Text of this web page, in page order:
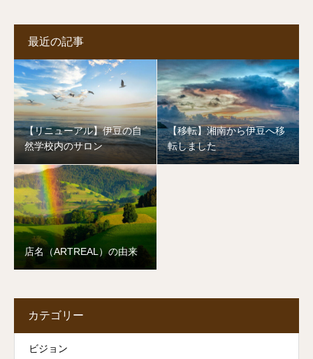
最近の記事
【リニューアル】伊豆の自
然学校内のサロン
【移転】湘南から伊豆へ移
転しました
店名（ARTREAL）の由来
カテゴリー
ビジョン